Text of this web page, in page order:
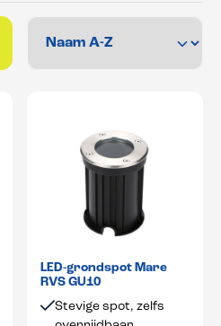
LED-grondspot Mare
RVS GU10
Stevige spot, zelfs